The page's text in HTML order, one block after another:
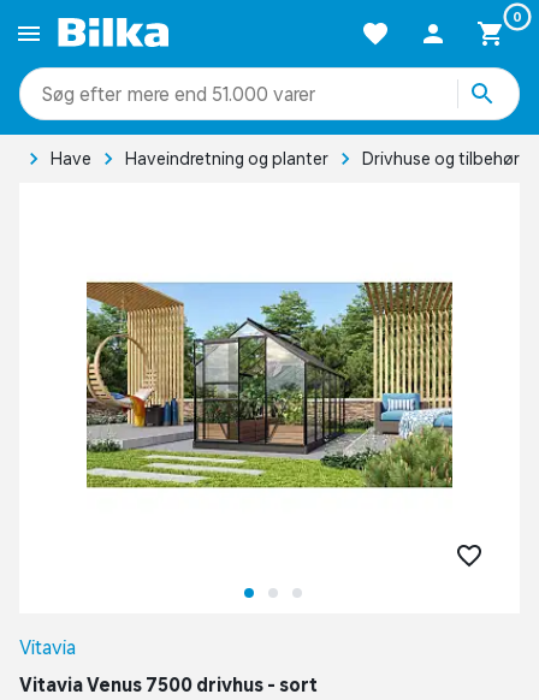
0
mere end 51.000 varer
Have Haveindretning og planter Drivhuse og tilbehør
Vitavia
Vitavia Venus 7500 drivhus - sort